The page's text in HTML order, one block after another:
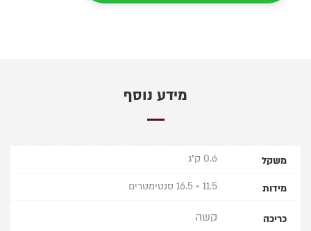
מידע נוסף
משקל 0.6 ק"ג
מידות 11.5 × 16.5 סנטימטרים
כריכה קשה